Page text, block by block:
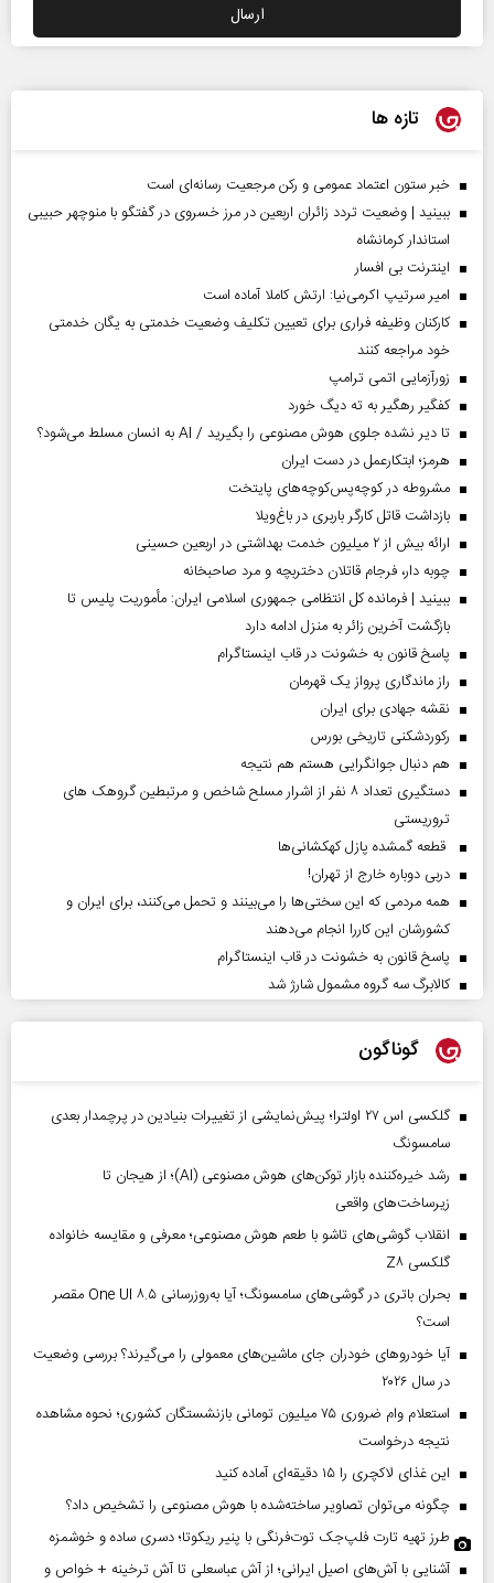
تازه ها
خبر ستون اعتماد عمومی و رکن مرجعیت رسانه‌ای است
ببینید | وضعیت تردد زائران اربعین در مرز خسروی در گفتگو با منوچهر حبیبی
استاندار کرمانشاه
اینترنت بی افسار
امیر سرتیپ اکرمی‌نیا: ارتش کاملا آماده است
کارکنان وظیفه فراری برای تعیین تکلیف وضعیت خدمتی به یگان خدمتی
خود مراجعه کنند
زورآزمایی اتمی ترامپ
کفگیر رهگیر به ته دیگ خورد
تا دیر نشده جلوی هوش مصنوعی را بگیرید / AI به انسان مسلط می‌شود؟
هرمز؛ ابتکارعمل در دست ایران
مشروطه در کوچه‌پس‌کوچه‌های پایتخت
بازداشت قاتل کارگر باربری در باغ‌ویلا
ارائه بیش از ۲ میلیون خدمت بهداشتی در اربعین حسینی
چوبه دار، فرجام قاتلان دختربچه و مرد صاحبخانه
ببینید | فرمانده کل انتظامی جمهوری اسلامی ایران­: مأموریت پلیس تا
بازگشت آخرین زائر به منزل ادامه دارد
پاسخ قانون به خشونت در قاب اینستاگرام
راز ماندگاری پرواز یک قهرمان
نقشه جهادی برای ایران
رکوردشکنی تاریخی بورس
هم دنبال جوانگرایی هستم هم نتیجه
دستگیری تعداد ۸ نفر از اشرار مسلح شاخص و مرتبطین گروهک های
تروریستی
قطعه گمشده پازل کهکشانی‌ها
دربی دوباره خارج از تهران!
همه مردمی که این سختی‌ها را می‌بینند و تحمل می‌کنند، برای ایران و
کشورشان این کاررا انجام می‌دهند
پاسخ قانون به خشونت در قاب اینستاگرام
کالابرگ سه گروه مشمول شارژ شد
گوناگون
گلکسی اس ۲۷ اولترا؛ پیش‌نمایشی از تغییرات بنیادین در پرچمدار بعدی
سامسونگ
رشد خیره‌کننده بازار توکن‌های هوش مصنوعی (AI)؛ از هیجان تا
زیرساخت‌های واقعی
انقلاب گوشی‌های تاشو‌ با طعم هوش مصنوعی؛ معرفی و مقایسه خانواده
گلکسی Z۸
بحران باتری در گوشی‌های سامسونگ؛ آیا به‌روزرسانی One UI ۸.۵ مقصر
است؟
آیا خودروهای خودران جای ماشین‌های معمولی را می‌گیرند؟ بررسی وضعیت
در سال ۲۰۲۶
استعلام وام ضروری ۷۵ میلیون تومانی بازنشستگان کشوری؛ نحوه مشاهده
نتیجه درخواست
این غذای لاکچری را ۱۵ دقیقه‌ای آماده کنید
چگونه می‌توان تصاویر ساخته‌شده با هوش مصنوعی را تشخیص داد؟
طرز تهیه تارت فلپ‌جک توت‌فرنگی با پنیر ریکوتا؛ دسری ساده و خوشمزه
آشنایی با آش‌های اصیل ایرانی؛ از آش عباسعلی تا آش ترخینه + خواص و